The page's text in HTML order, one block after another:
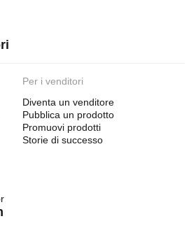
Per i venditori
Diventa un venditore
Pubblica un prodotto
Promuovi prodotti
Storie di successo